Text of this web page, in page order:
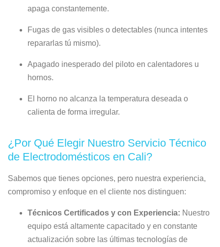
apaga constantemente.
Fugas de gas visibles o detectables (nunca intentes
repararlas tú mismo).
Apagado inesperado del piloto en calentadores u
hornos.
El horno no alcanza la temperatura deseada o
calienta de forma irregular.
¿Por Qué Elegir Nuestro Servicio Técnico
de Electrodomésticos en Cali?
Sabemos que tienes opciones, pero nuestra experiencia,
compromiso y enfoque en el cliente nos distinguen:
Técnicos Certificados y con Experiencia: Nuestro
equipo está altamente capacitado y en constante
actualización sobre las últimas tecnologías de